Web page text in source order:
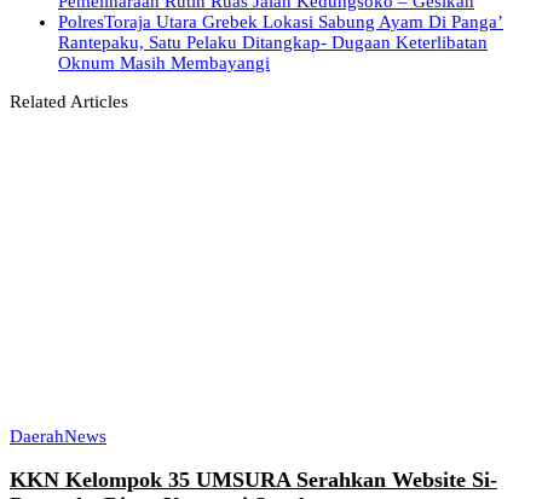
PolresToraja Utara Grebek Lokasi Sabung Ayam Di Panga’
Rantepaku, Satu Pelaku Ditangkap- Dugaan Keterlibatan
Oknum Masih Membayangi
Related Articles
DaerahNews
KKN Kelompok 35 UMSURA Serahkan Website Si-